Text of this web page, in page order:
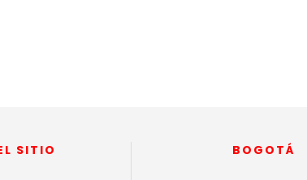
SITIO BOGOTÁ